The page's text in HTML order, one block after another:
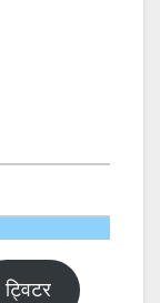
ट्विटर